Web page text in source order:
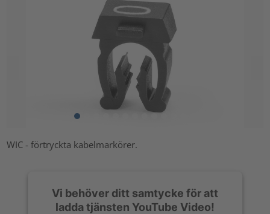
WIC - förtryckta kabelmarkörer.
Vi behöver ditt samtycke för att
ladda tjänsten YouTube Video!